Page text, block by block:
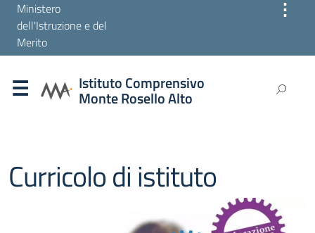
Ministero
dell'Istruzione e del
Merito
⋮
Istituto Comprensivo
Monte Rosello Alto
Curricolo di istituto